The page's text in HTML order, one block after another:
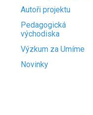
Autoři projektu
Pedagogická
východiska
Výzkum za Umíme
Novinky